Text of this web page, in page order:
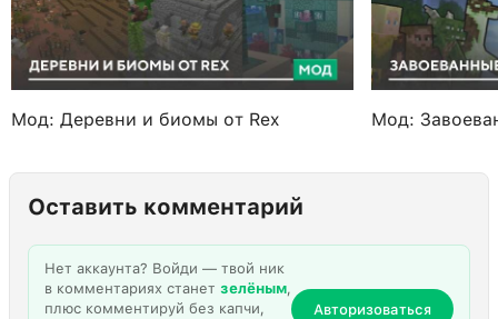
Мод: Деревни и биомы от Rex Мод:
Оставить комментарий
Нет аккаунта? Войди — твой ник
в комментариях станет зелёным,
плюс комментируй без капчи,
Авторизоваться